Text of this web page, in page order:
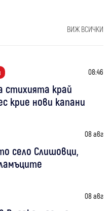
ВИЖ ВСИЧКИ
08:46
стихията край
крие нови капани
08 авг
село Слишовци,
08 авг